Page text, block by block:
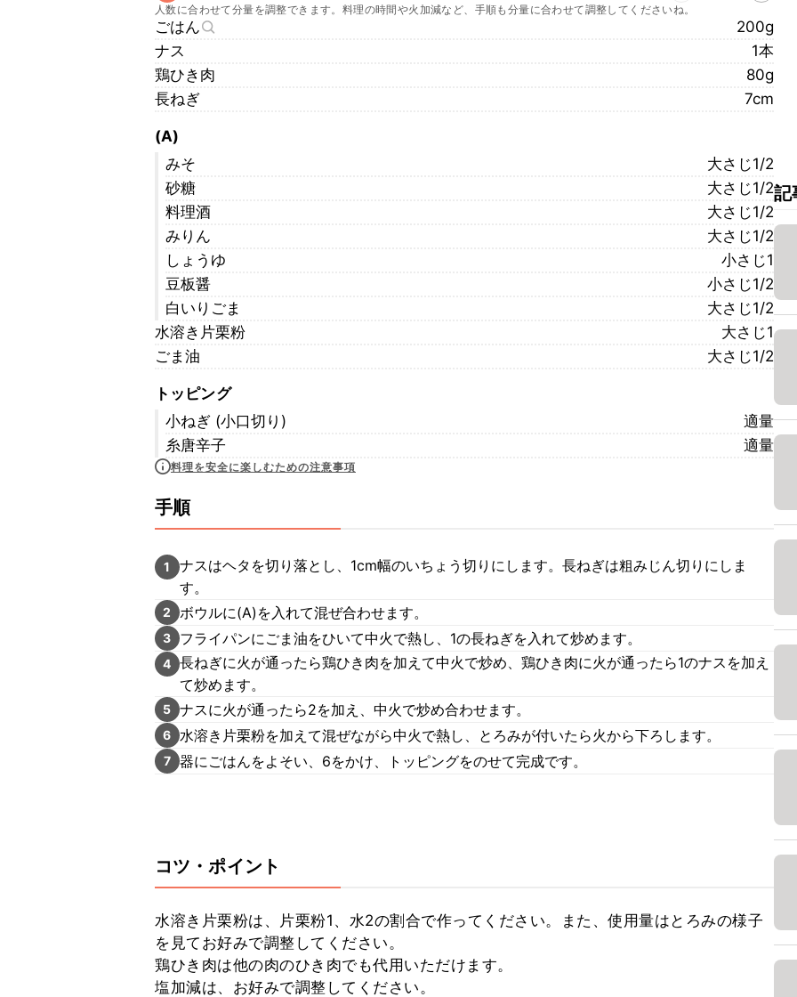
人数に合わせて分量を調整できます。料理の時間や火加減など、手順も分量に合わせて調整してくださいね。
ごはん
200g
ナス
1本
鶏ひき肉
80g
長ねぎ
7cm
(A)
みそ
大さじ1/2
砂糖
大さじ1/2
料理酒
大さじ1/2
みりん
大さじ1/2
しょうゆ
小さじ1
豆板醤
小さじ1/2
白いりごま
大さじ1/2
水溶き片栗粉
大さじ1
ごま油
大さじ1/2
トッピング
小ねぎ (小口切り)
適量
糸唐辛子
適量
料理を安全に楽しむための注意事項
手順
1
ナスはヘタを切り落とし、1cm幅のいちょう切りにします。長ねぎは粗みじん切りにしま
す。
2 ボウルに(A)を入れて混ぜ合わせます。
3 フライパンにごま油をひいて中火で熱し、1の長ねぎを入れて炒めます。
4 長ねぎに火が通ったら鶏ひき肉を加えて中火で炒め、鶏ひき肉に火が通ったら1のナスを加え
て炒めます。
5 ナスに火が通ったら2を加え、中火で炒め合わせます。
6 水溶き片栗粉を加えて混ぜながら中火で熱し、とろみが付いたら火から下ろします。
7 器にごはんをよそい、6をかけ、トッピングをのせて完成です。
コツ・ポイント
水溶き片栗粉は、片栗粉1、水2の割合で作ってください。また、使用量はとろみの様子
を見てお好みで調整してください。
鶏ひき肉は他の肉のひき肉でも代用いただけます。
塩加減は、お好みで調整してください。
記